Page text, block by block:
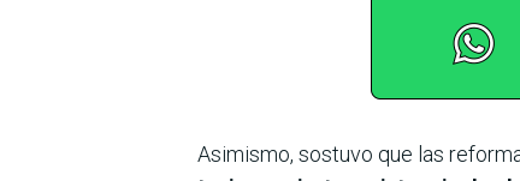
Asimismo, sostuvo que las